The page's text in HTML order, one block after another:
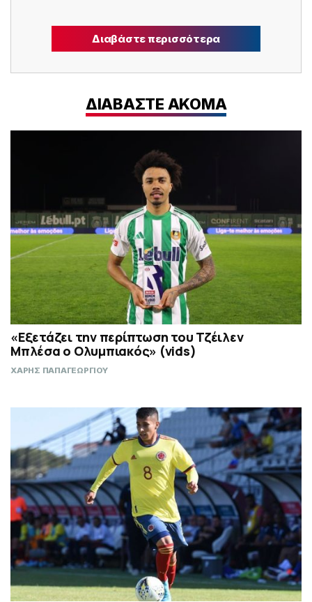
Διαβάστε περισσότερα
ΔΙΑΒΑΣΤΕ ΑΚΟΜΑ
«Εξετάζει την περίπτωση του Τζέιλεν
Μπλέσα ο Ολυμπιακός» (vids)
ΧΑΡΗΣ ΠΑΠΑΓΕΩΡΓΙΟΥ